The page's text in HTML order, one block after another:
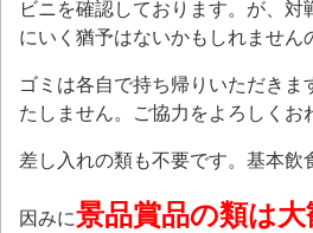
ビニを確認しております。が、対
にいく猶予はないかもしれません
ゴミは各自で持ち帰りいただきま
たしません。ご協力をよろしくお
差し入れの類も不要です。基本飲
因みに景品賞品の類は大